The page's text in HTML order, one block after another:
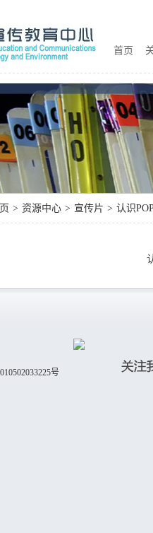
首页
> 资源中心 > 宣传片 > 认识
号